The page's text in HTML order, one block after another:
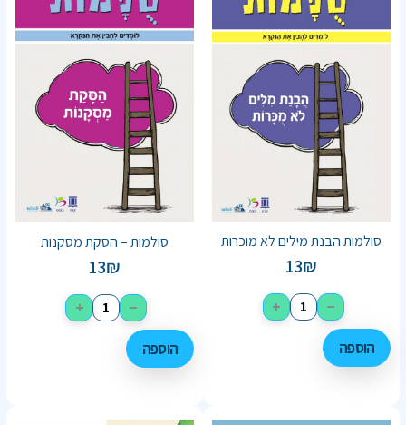
סולמות הבנת מילים לא מוכרות
13₪
−
+
הוספה
סולמות – הסקת מסקנות
13₪
−
+
הוספה